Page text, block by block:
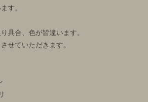
す。
具合、色が皆違います。
せていただきます。